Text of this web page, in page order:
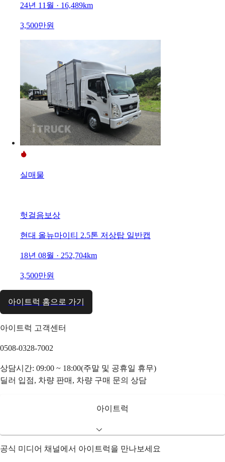
24년 11월 · 16,489km
3,500만원
실매물
헛걸음보상
현대 올뉴마이티 2.5톤 저상탑 일반캡
18년 08월 · 252,704km
3,500만원
아이트럭 홈으로 가기
아이트럭 고객센터
0508-0328-7002
상담시간: 09:00 ~ 18:00(주말 및 공휴일 휴무)
딜러 입점, 차량 판매, 차량 구매 문의 상담
아이트럭
공식 미디어 채널에서 아이트럭을 만나보세요